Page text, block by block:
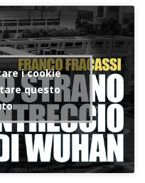
i cookie
questo